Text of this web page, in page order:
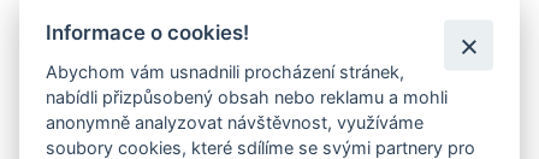
rovnoměrné rozložení váhy
LEHKÁ A FLEXIBILNÍ KONSTRUKCE
Extrémně ohebná a lehká konstrukce podporuje přirozený
pohyb chodidla při každém kroku
Informace o cookies!
Abychom vám usnadnili procházení stránek,
nabídli přizpůsobený obsah nebo reklamu a mohli
anonymně analyzovat návštěvnost, využíváme
soubory cookies, které sdílíme se svými partnery pro